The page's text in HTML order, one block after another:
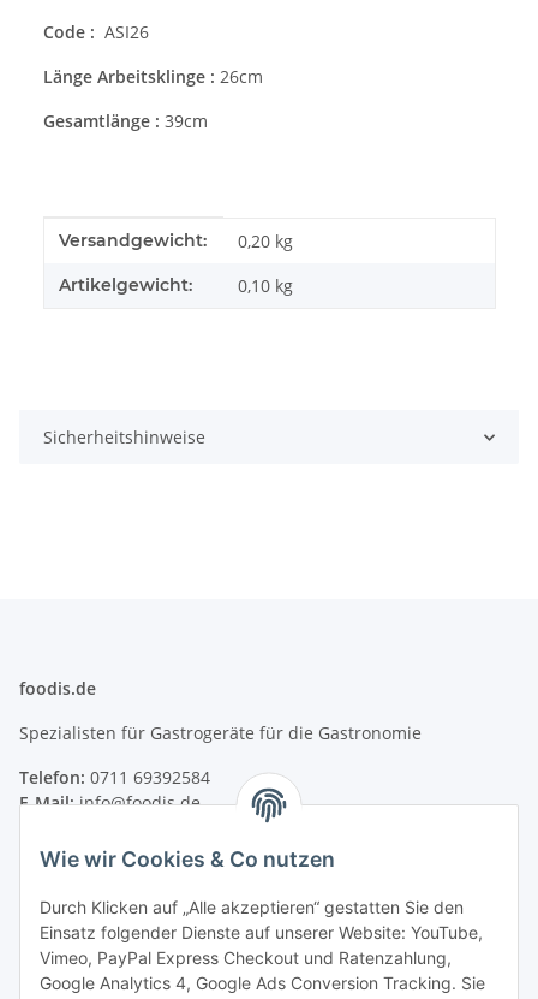
Wie wir Cookies & Co nutzen
Durch Klicken auf „Alle akzeptieren“ gestatten Sie den
Einsatz folgender Dienste auf unserer Website: YouTube,
Vimeo, PayPal Express Checkout und Ratenzahlung,
Google Analytics 4, Google Ads Conversion Tracking. Sie
Code : ASI26
Länge Arbeitsklinge : 26cm
Gesamtlänge : 39cm
Produkteigenschaft
Wert
Versandgewicht: 0,20 kg
Artikelgewicht: 0,10 kg
Sicherheitshinweise
foodis.de
Spezialisten für Gastrogeräte für die Gastronomie
Telefon: 0711 69392584
E-Mail:info@foodis.de
Adresse:
Adolf-Murthum-Straße 23
70771 Leinfelden-Echterdingen
Deutschland
Supportzeiten:
Montag–Freitag, 08:00–17:00 Uhr